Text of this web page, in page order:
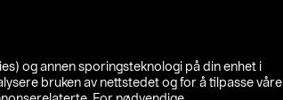
og annen sporingsteknologi på din enhet i
bruken av nettstedet og for å tilpasse våre